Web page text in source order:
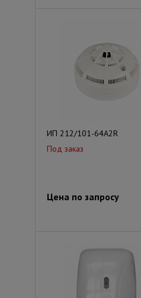
ИП 212/101-64А2R
Под заказ
Цена по запросу